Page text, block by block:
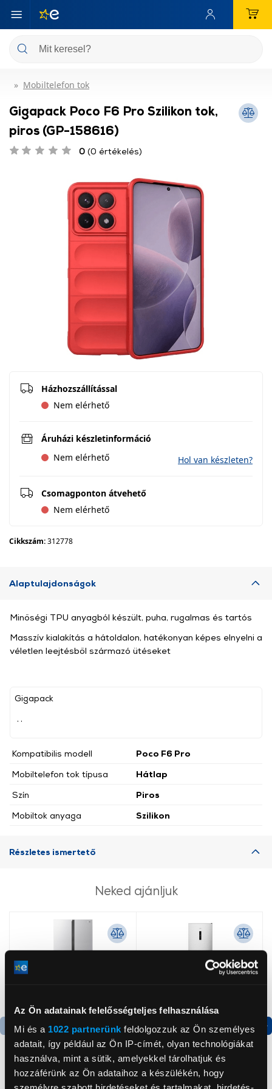
Az Ön adatainak felelősségteljes felhasználása
Mi és a 1022 partnerünk feldolgozzuk az Ön személyes
adatait, így például az Ön IP-címét, olyan technológiákat
használva, mint a sütik, amelyekkel tárolhatjuk és
hozzáférünk az Ön adataihoz a készülékén, hogy
Mobiltelefon tok
Gigapack Poco F6 Pro Szilikon tok,
piros (GP-158616)
0 (0 értékelés)
Házhozszállítással
Nem elérhető
Áruházi készletinformáció
Nem elérhető
Hol van készleten?
Csomagponton átvehető
Nem elérhető
Cikkszám:312778
Alaptulajdonságok
Gigapack
Kompatibilis modell
Poco F6 Pro
Mobiltelefon tok típusa
Hátlap
Szín
Piros
Mobiltok anyaga
Szilikon
Minőségi TPU anyagból készült, puha, rugalmas és tartós
Masszív kialakítás a hátoldalon, hatékonyan képes elnyelni a
véletlen leejtésből származó ütéseket
Részletes ismertető
Neked ajánljuk
Termék adatlap
Gorenje NRS8182KX Side
Termék adatlap
Gorenje N619EAXL4